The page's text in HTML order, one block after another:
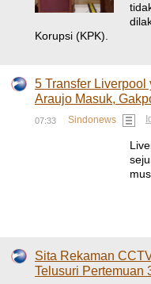
Korupsi (KPK).
5 Transfer Liverpool
Araujo Masuk,
07:33 Sindonews
Sita Rekaman
Telusuri Pertemuan